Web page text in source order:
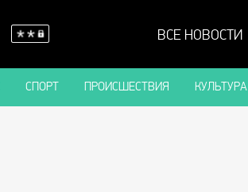
ВСЕ НОВОСТИ
СПОРТ ПРОИСШЕСТВИЯ КУЛЬТУРА